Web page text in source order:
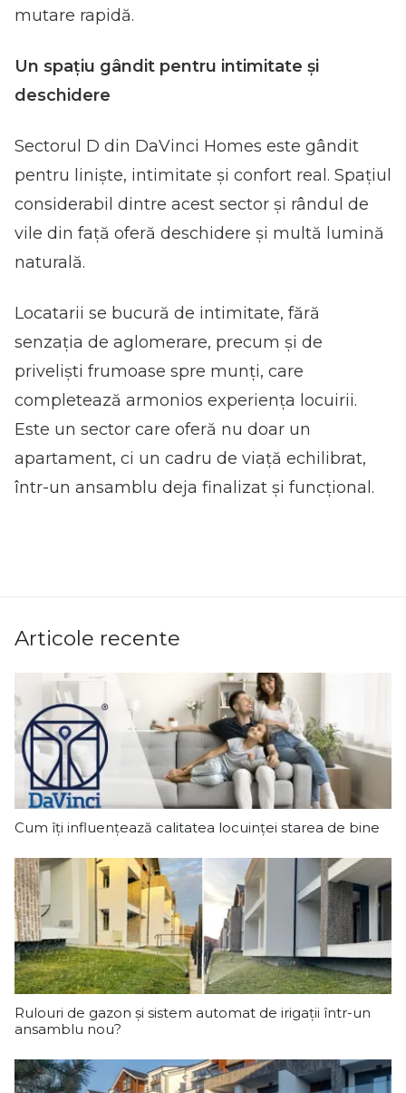
mutare rapidă.
Un spațiu gândit pentru intimitate și
deschidere
Sectorul D din DaVinci Homes este gândit
pentru liniște, intimitate și confort real. Spațiul
considerabil dintre acest sector și rândul de
vile din față oferă deschidere și multă lumină
naturală.
Locatarii se bucură de intimitate, fără
senzația de aglomerare, precum și de
priveliști frumoase spre munți, care
completează armonios experiența locuirii.
Este un sector care oferă nu doar un
apartament, ci un cadru de viață echilibrat,
într-un ansamblu deja finalizat și funcțional.
Articole recente
Cum îți influențează calitatea locuinței starea de bine
Rulouri de gazon și sistem automat de irigații într-un
ansamblu nou?